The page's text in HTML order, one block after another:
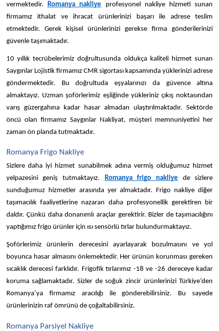
vermektedir.
Romanya nakliye profesyonel nakliye hizmeti sunan
firmamız ithalat ve ihracat ürünlerinizi başarı ile adrese teslim
etmektedir. Gerek kişisel ürünlerinizi gerekse firma gönderilerinizi
güvenle taşımaktadır.
10 yıllık tecrübelerimiz doğrultusunda oldukça kaliteli hizmet sunan
Saygınlar Lojistik firmamız CMR sigortası kapsamında yüklerinizi adrese
göndermektedir. Bu doğrultuda eşyalarınızı da güvence altına
almaktayız. Uzman şoförlerimiz eşliğinde yükleriniz çıkış noktasından
varış güzergahına kadar hasar almadan ulaştırılmaktadır. Sektörde
öncü olan firmamız Saygınlar Nakliyat, müşteri memnuniyetini her
zaman ön planda tutmaktadır.
Romanya Frigo Nakliye
Sizlere daha iyi hizmet sunabilmek adına vermiş olduğumuz hizmet
yelpazesini geniş tutmaktayız. Romanya frigo nakliye de sizlere
sunduğumuz hizmetler arasında yer almaktadır. Frigo nakliye diğer
taşımacılık faaliyetlerine nazaran daha profesyonellik gerektiren bir
daldır. Çünkü daha donanımlı araçlar gerektirir. Bizler de taşımacılığını
yaptığımız frigo ürünler için ısı sensörlü tırlar bulundurmaktayız.
Şoförlerimiz ürünlerin derecesini ayarlayarak bozulmasını ve yol
boyunca hasar almasını önlemektedir. Her ürünün korunması gereken
sıcaklık derecesi farklıdır. Frigofik tırlarımız -18 ve -26 dereceye kadar
koruma sağlamaktadır. Sizler de soğuk zincir ürünlerinizi Türkiye’den
Romanya’ya firmamız aracılığı ile gönderebilirsiniz. Bu sayede
ürünlerinizin raf ömrünü de çoğaltabilirsiniz.
Romanya Parsiyel Nakliye